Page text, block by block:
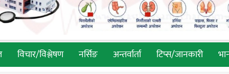
विचार/विश्लेषण नर्सिङ अन्तर्वार्ता टिप्स/जानकारी